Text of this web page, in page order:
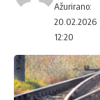
Ažurirano:
20.02.2026
12:20